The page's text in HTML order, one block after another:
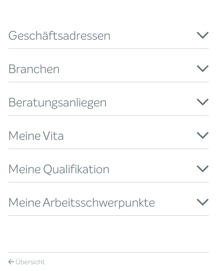
Geschäftsadressen
Branchen
Beratungsanliegen
Meine Vita
Meine Qualifikation
Meine Arbeitsschwerpunkte
Übersicht